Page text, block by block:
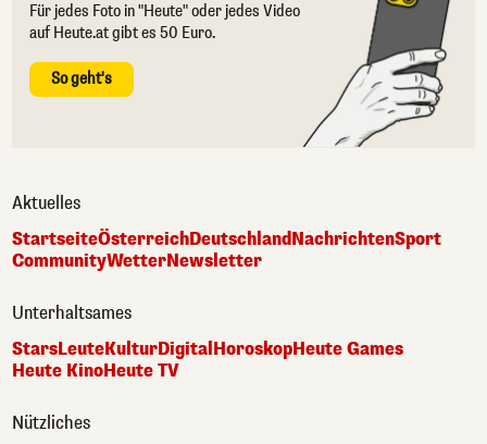
Für jedes Foto in "Heute" oder jedes Video
auf Heute.at gibt es 50 Euro.
So geht's
Aktuelles
StartseiteÖsterreichDeutschlandNachrichtenSport
CommunityWetterNewsletter
Unterhaltsames
StarsLeuteKulturDigital HoroskopHeute Games
Heute KinoHeute TV
Nützliches